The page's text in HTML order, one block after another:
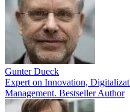
Gunter Dueck
Expert on Innovation,
Management. Bestseller Author